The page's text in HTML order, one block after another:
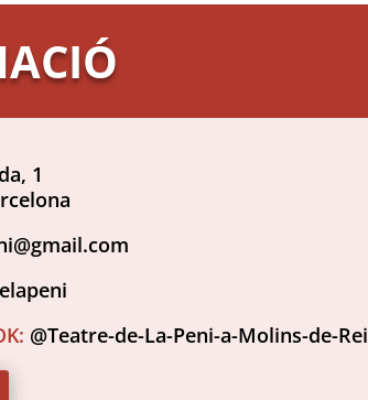
1
@Teatre-de-La-Peni-a-Molins-de-Rei